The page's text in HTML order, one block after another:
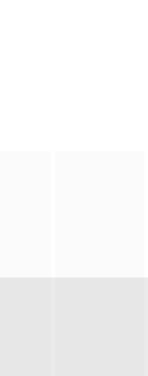
自己加速的心跳声……
长穆英搭档，侦破阎王娶亲、五鬼
第入翰林院的奇女子。十年前